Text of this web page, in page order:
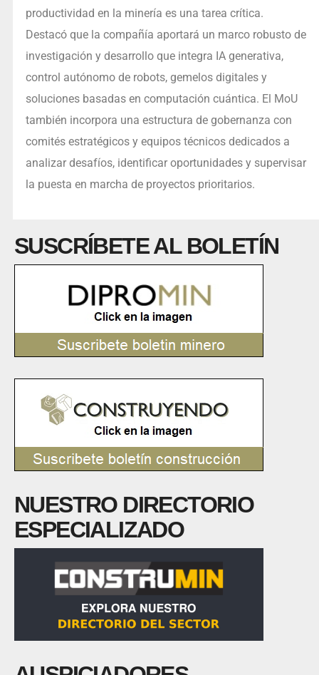
productividad en la minería es una tarea crítica.
Destacó que la compañía aportará un marco robusto de
investigación y desarrollo que integra IA generativa,
control autónomo de robots, gemelos digitales y
soluciones basadas en computación cuántica. El MoU
también incorpora una estructura de gobernanza con
comités estratégicos y equipos técnicos dedicados a
analizar desafíos, identificar oportunidades y supervisar
la puesta en marcha de proyectos prioritarios.
SUSCRÍBETE AL BOLETÍN
NUESTRO DIRECTORIO
ESPECIALIZADO